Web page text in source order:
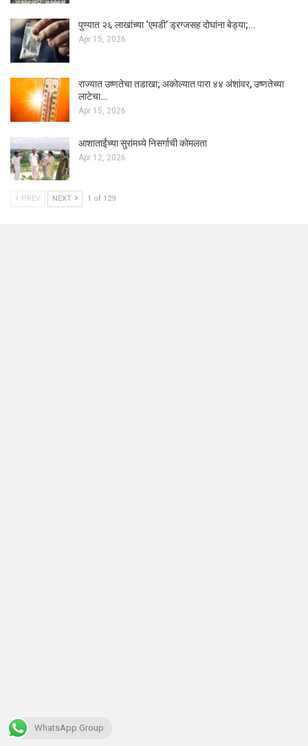
पुण्यात २६ लाखांच्या ‘एमडी’ ड्रग्जसह दोघांना बेड्या;…
Apr 15, 2026
राज्यात उष्णतेचा तडाखा; अकोल्यात पारा ४४ अंशांवर, उष्णतेच्या
लाटेचा…
Apr 15, 2026
आशाताईंच्या सुरांमध्ये निसर्गाची कोमलता
Apr 12, 2026
PREV NEXT 1 of 129
WhatsApp Group